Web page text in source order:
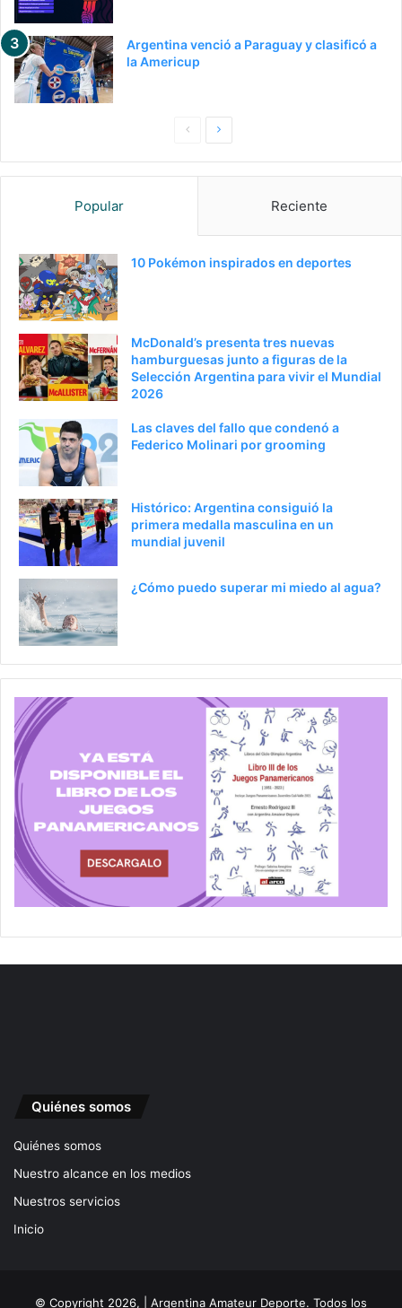
Argentina venció a Paraguay y clasificó a
la Americup
PaginaSiguiente
Popular Reciente
10 Pokémon inspirados en deportes
McDonald’s presenta tres nuevas
hamburguesas junto a figuras de la
Selección Argentina para vivir el Mundial
2026
Las claves del fallo que condenó a
Federico Molinari por grooming
Histórico: Argentina consiguió la
primera medalla masculina en un
mundial juvenil
¿Cómo puedo superar mi miedo al agua?
Quiénes somos
Quiénes somos
Nuestro alcance en los medios
Nuestros servicios
Inicio
© Copyright 2026, | Argentina Amateur Deporte. Todos los